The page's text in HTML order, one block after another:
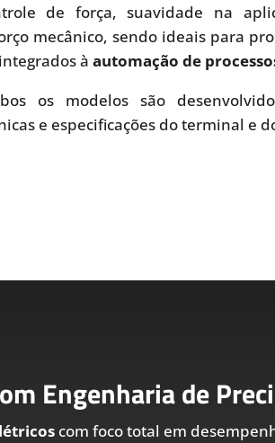
de força, suavidade na
mecânico, sendo ideais para
à automação de
os modelos são
e especificações do terminal e
Engenharia de
com foco total em